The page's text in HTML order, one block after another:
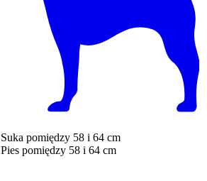
Suka pomiędzy 58 i 64 cm
Pies pomiędzy 58 i 64 cm